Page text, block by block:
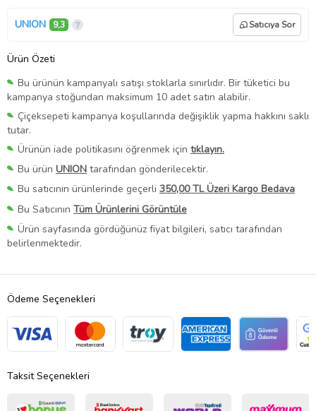
UNION 9,3 Satıcıya Sor
Ürün Özeti
Bu ürünün kampanyalı satışı stoklarla sınırlıdır. Bir tüketici bu
kampanya stoğundan maksimum 10 adet satın alabilir.
Çiçeksepeti kampanya koşullarında değişiklik yapma hakkını saklı
tutar.
Ürünün iade politikasını öğrenmek için tıklayın.
Bu ürün UNION tarafından gönderilecektir.
Bu satıcının ürünlerinde geçerli 350,00 TL Üzeri Kargo Bedava
Bu Satıcının Tüm Ürünlerini Görüntüle
Ürün sayfasında gördüğünüz fiyat bilgileri, satıcı tarafından
belirlenmektedir.
Ödeme Seçenekleri
Taksit Seçenekleri